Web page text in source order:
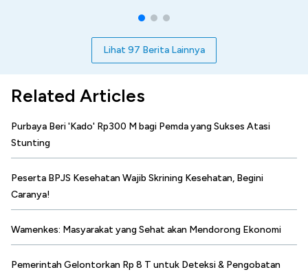
Lihat 97 Berita Lainnya
Related Articles
Purbaya Beri 'Kado' Rp300 M bagi Pemda yang Sukses Atasi
Stunting
Peserta BPJS Kesehatan Wajib Skrining Kesehatan, Begini
Caranya!
Wamenkes: Masyarakat yang Sehat akan Mendorong Ekonomi
Pemerintah Gelontorkan Rp 8 T untuk Deteksi & Pengobatan